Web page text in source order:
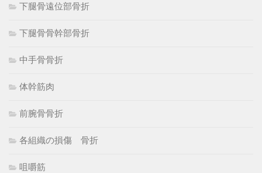
下腿骨遠位部骨折
下腿骨骨幹部骨折
中手骨骨折
体幹筋肉
前腕骨骨折
各組織の損傷 骨折
咀嚼筋